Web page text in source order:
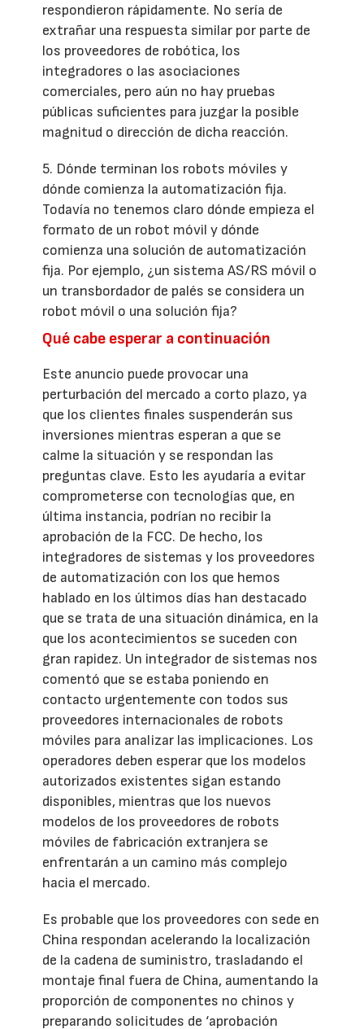
respondieron rápidamente. No sería de
extrañar una respuesta similar por parte de
los proveedores de robótica, los
integradores o las asociaciones
comerciales, pero aún no hay pruebas
públicas suficientes para juzgar la posible
magnitud o dirección de dicha reacción.
5. Dónde terminan los robots móviles y
dónde comienza la automatización fija.
Todavía no tenemos claro dónde empieza el
formato de un robot móvil y dónde
comienza una solución de automatización
fija. Por ejemplo, ¿un sistema AS/RS móvil o
un transbordador de palés se considera un
robot móvil o una solución fija?
Qué cabe esperar a continuación
Este anuncio puede provocar una
perturbación del mercado a corto plazo, ya
que los clientes finales suspenderán sus
inversiones mientras esperan a que se
calme la situación y se respondan las
preguntas clave. Esto les ayudaría a evitar
comprometerse con tecnologías que, en
última instancia, podrían no recibir la
aprobación de la FCC. De hecho, los
integradores de sistemas y los proveedores
de automatización con los que hemos
hablado en los últimos días han destacado
que se trata de una situación dinámica, en la
que los acontecimientos se suceden con
gran rapidez. Un integrador de sistemas nos
comentó que se estaba poniendo en
contacto urgentemente con todos sus
proveedores internacionales de robots
móviles para analizar las implicaciones. Los
operadores deben esperar que los modelos
autorizados existentes sigan estando
disponibles, mientras que los nuevos
modelos de los proveedores de robots
móviles de fabricación extranjera se
enfrentarán a un camino más complejo
hacia el mercado.
Es probable que los proveedores con sede en
China respondan acelerando la localización
de la cadena de suministro, trasladando el
montaje final fuera de China, aumentando la
proporción de componentes no chinos y
preparando solicitudes de ‘aprobación